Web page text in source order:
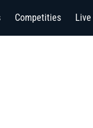
Competities